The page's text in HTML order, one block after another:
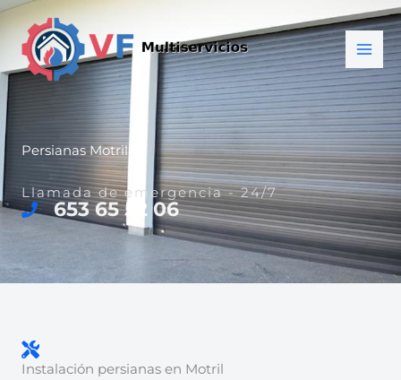
Ir
al
contenido
Persianas Motril
Llamada de emergencia - 24/7
653 65 52 06
Instalación persianas en Motril